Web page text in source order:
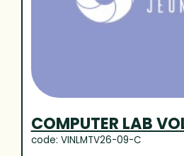
COMPUTER LAB
code: VINLMTV26-09-C